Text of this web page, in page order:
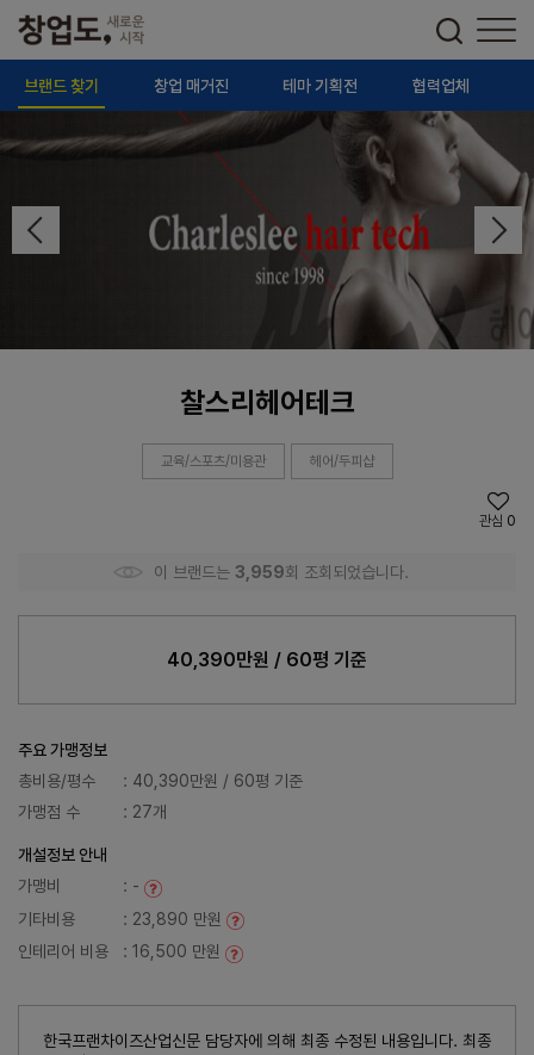
브랜드 찾기 창업 매거진 테마 기획전 협력업체
찰스리헤어테크
교육/스포츠/미용관 헤어/두피샵
관심 0
이 브랜드는 3,959회 조회되었습니다.
40,390만원 / 60평 기준
주요 가맹정보
총비용/평수
: 40,390만원 / 60평 기준
가맹점 수
: 27개
개설정보 안내
가맹비
: -
기타비용
: 23,890 만원
인테리어 비용
: 16,500 만원
한국프랜차이즈산업신문 담당자에 의해 최종 수정된 내용입니다. 최종